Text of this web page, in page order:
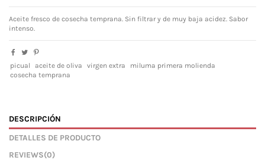
Aceite fresco de cosecha temprana. Sin filtrar y de muy baja acidez. Sabor
intenso.
picual aceite de oliva virgen extra
miluma primera molienda
cosecha temprana
DESCRIPCIÓN
DETALLES DE PRODUCTO
REVIEWS(0)